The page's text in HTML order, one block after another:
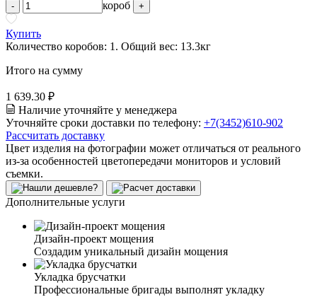
- короб +
Купить
Количество коробов: 1 . Общий вес: 13.3кг
Итого на сумму
1 639.30 ₽
Наличие уточняйте у менеджера
Уточняйте сроки доставки по телефону: +7(3452)610-902
Рассчитать доставку
Цвет изделия на фотографии может отличаться от реального
из-за особенностей цветопередачи мониторов и условий
съемки.
Дополнительные услуги
Дизайн-проект мощения
Создадим уникальный дизайн мощения
Укладка брусчатки
Профессиональные бригады выполнят укладку